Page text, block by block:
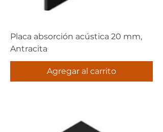
Placa absorción acústica 20 mm,
Antracita
Agregar al carrito